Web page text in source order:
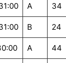
A 34
B 24
A 44